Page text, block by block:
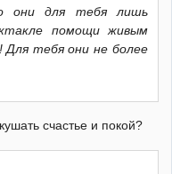
они для тебя лишь
помощи живым
тебя они не более
счастье и покой?